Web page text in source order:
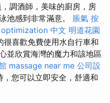
調酒師，美味的廚房，房
池感到非常滿意。 脹氣 按
optimization 中文 明道花園
很喜歡免費使用水自行車和
並欣賞海灣的魔力和該地區
massage near me 公司設
您可以立即安全，舒適和